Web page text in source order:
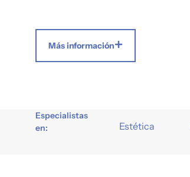
Más información
Especialistas
en:
Estética